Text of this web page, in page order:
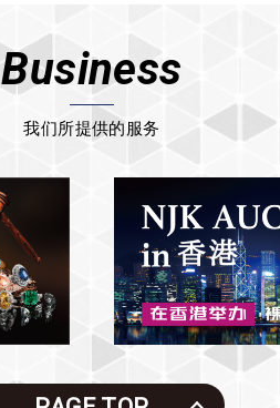
Business
我们所提供的服务